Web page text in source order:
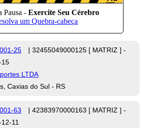
25
| 32455049000125 [ MATRIZ ] -
15
LTDA
Caxias do Sul - RS
63
| 42383970000163 [ MATRIZ ] -
11